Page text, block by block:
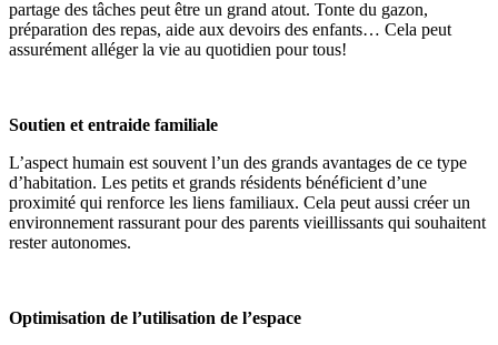
partage des tâches peut être un grand atout. Tonte du gazon,
préparation des repas, aide aux devoirs des enfants… Cela peut
assurément alléger la vie au quotidien pour tous!
Soutien et entraide familiale
L’aspect humain est souvent l’un des grands avantages de ce type
d’habitation. Les petits et grands résidents bénéficient d’une
proximité qui renforce les liens familiaux. Cela peut aussi créer un
environnement rassurant pour des parents vieillissants qui souhaitent
rester autonomes.
Optimisation de l’utilisation de l’espace